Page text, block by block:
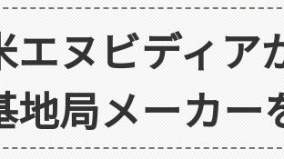
エヌビディア
地局メーカー